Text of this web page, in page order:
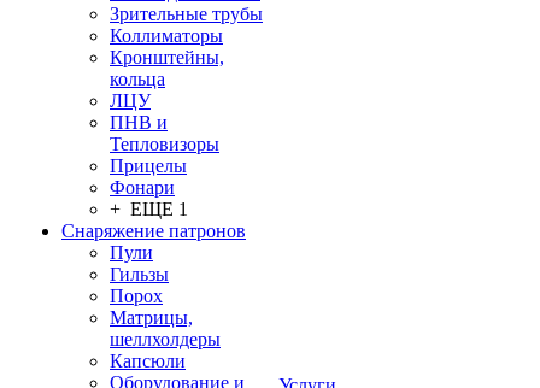
Зрительные трубы
Коллиматоры
Кронштейны,
кольца
ЛЦУ
ПНВ и
Тепловизоры
Прицелы
Фонари
+ ЕЩЕ 1
Снаряжение патронов
Пули
Гильзы
Порох
Матрицы,
шеллхолдеры
Капсюли
Оборудование и